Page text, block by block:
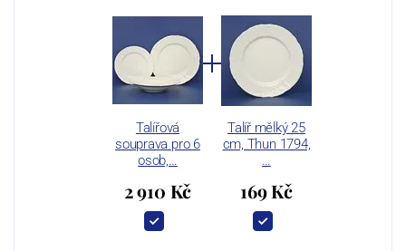
Talířová
souprava pro 6
osob,…
2 910 Kč
Talíř mělký 25
cm, Thun 1794,
…
169 Kč